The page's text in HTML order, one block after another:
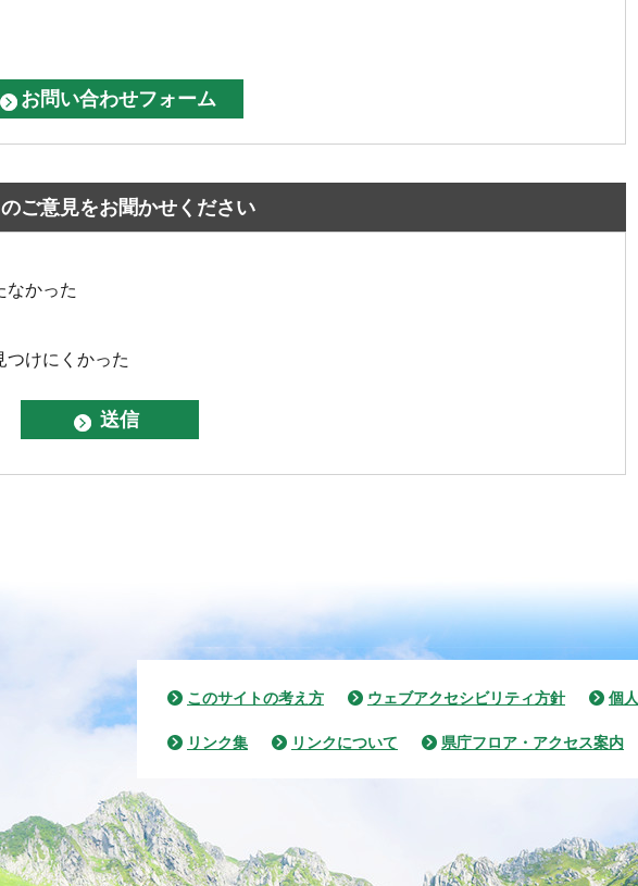
ご意見をお聞かせください
なかった
つけにくかった
このサイトの考え方 ウェブアクセシビリティ方針 個
リンク集 リンクについて 県庁フロア・アクセス案内